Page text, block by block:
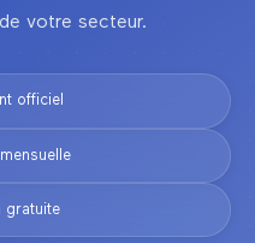
votre secteur.
officiel
gratuite